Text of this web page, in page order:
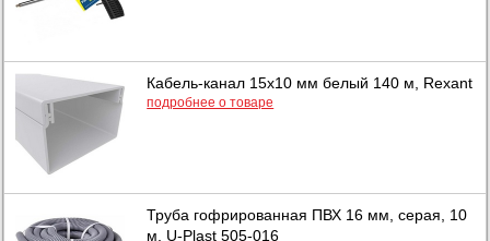
Кабель-канал 15х10 мм белый 140 м, Rexant
подробнее о товаре
Труба гофрированная ПВХ 16 мм, серая, 10
м, U-Plast 505-016